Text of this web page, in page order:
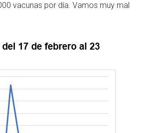
vacunas por día. Vamos muy mal